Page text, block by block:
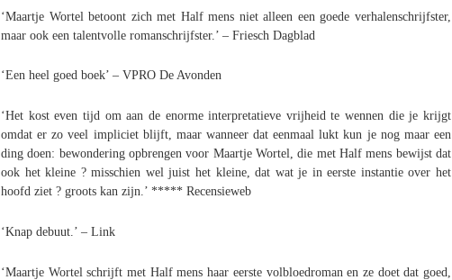
‘Maartje Wortel betoont zich met Half mens niet alleen een goede verhalenschrijfster,
maar ook een talentvolle romanschrijfster.’ – Friesch Dagblad
‘Een heel goed boek’ – VPRO De Avonden
‘Het kost even tijd om aan de enorme interpretatieve vrijheid te wennen die je krijgt
omdat er zo veel impliciet blijft, maar wanneer dat eenmaal lukt kun je nog maar een
ding doen: bewondering opbrengen voor Maartje Wortel, die met Half mens bewijst dat
ook het kleine ? misschien wel juist het kleine, dat wat je in eerste instantie over het
hoofd ziet ? groots kan zijn.’ ***** Recensieweb
‘Knap debuut.’ – Link
‘Maartje Wortel schrijft met Half mens haar eerste volbloedroman en ze doet dat goed,